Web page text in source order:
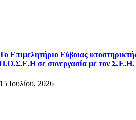
Το Επιμελητήριο Εύβοιας
Π.Ο.Σ.Ε.Η σε συνεργασία με τον Σ.Ε.Η.
15 Ιουλίου, 2026